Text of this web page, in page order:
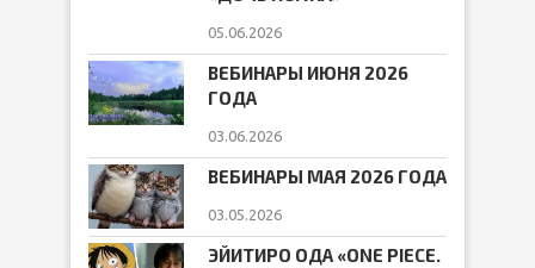
05.06.2026
ВЕБИНАРЫ ИЮНЯ 2026
ГОДА
03.06.2026
ВЕБИНАРЫ МАЯ 2026 ГОДА
03.05.2026
ЭЙИТИРО ОДА «ONE PIECE.